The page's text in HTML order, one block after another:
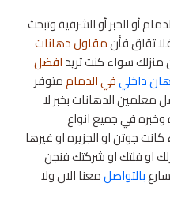
أو الخبر أو الشرقية وتبحث
تقلق فأنمقاول دهانات
سواء كنت تريدافضل
داخليفي الدماممتوفر
معلمين الدهانات بخبر لا
في جميع انواع
كانت جوتن او الجزيره او غيرها
او فلتك او شركتك فنجن
بالتواصلمعنا الان ولا